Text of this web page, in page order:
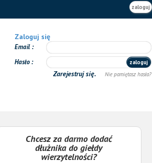
zaloguj
Zaloguj się
Email
Hasło
zaloguj
Zarejestruj się. Nie pamiętasz hasła?
Chcesz za darmo dodać
dłużnika do giełdy
wierzytelności?